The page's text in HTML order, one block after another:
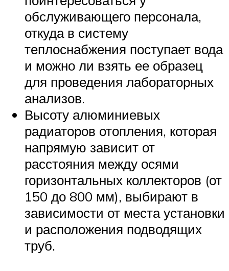
обслуживающего персонала,
откуда в систему
теплоснабжения поступает вода
и можно ли взять ее образец
для проведения лабораторных
анализов.
Высоту алюминиевых
радиаторов отопления, которая
напрямую зависит от
расстояния между осями
горизонтальных коллекторов (от
150 до 800 мм), выбирают в
зависимости от места установки
и расположения подводящих
труб.